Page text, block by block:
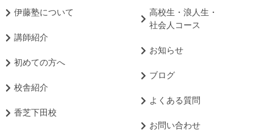
伊藤塾について
講師紹介
初めての方へ
校舎紹介
香芝下田校
高校生・浪人生・
社会人コース
お知らせ
ブログ
よくある質問
お問い合わせ